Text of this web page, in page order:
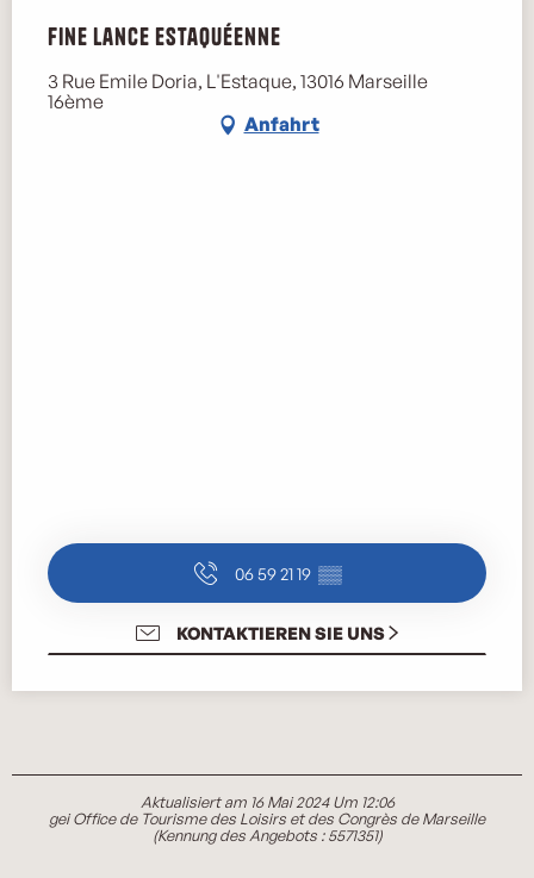
Fine Lance Estaquéenne
3 Rue Emile Doria, L'Estaque, 13016 Marseille
16ème
Anfahrt
06 59 21 19 ▒▒
KONTAKTIEREN SIE UNS
Aktualisiert am 16 Mai 2024 Um 12:06
gei Office de Tourisme des Loisirs et des Congrès de Marseille
(Kennung des Angebots :5571351)